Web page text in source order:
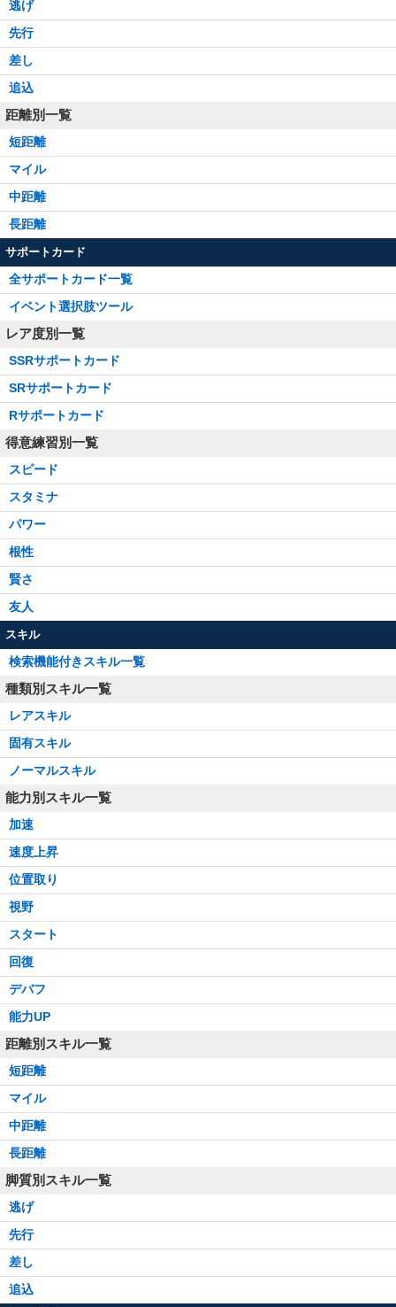
逃げ
先行
差し
追込
距離別一覧
短距離
マイル
中距離
長距離
サポートカード
全サポートカード一覧
イベント選択肢ツール
レア度別一覧
SSRサポートカード
SRサポートカード
Rサポートカード
得意練習別一覧
スピード
スタミナ
パワー
根性
賢さ
友人
スキル
検索機能付きスキル一覧
種類別スキル一覧
レアスキル
固有スキル
ノーマルスキル
能力別スキル一覧
加速
速度上昇
位置取り
視野
スタート
回復
デバフ
能力UP
距離別スキル一覧
短距離
マイル
中距離
長距離
脚質別スキル一覧
逃げ
先行
差し
追込